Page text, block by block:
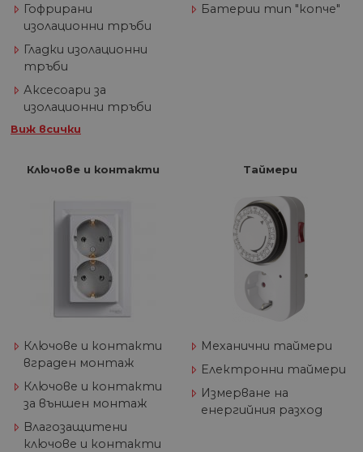
Гофрирани
изолационни тръби
Гладки изолационни
тръби
Аксесоари за
изолационни тръби
Виж всички
Батерии тип "копче"
Ключове и контакти
Ключове и контакти
вграден монтаж
Ключове и контакти
за външен монтаж
Влагозащитени
ключове и контакти
Таймери
Механични таймери
Електронни таймери
Измерване на
енергийния разход